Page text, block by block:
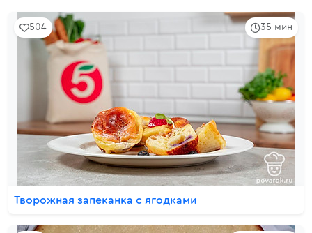
35 мин
504
Творожная запеканка с ягодками